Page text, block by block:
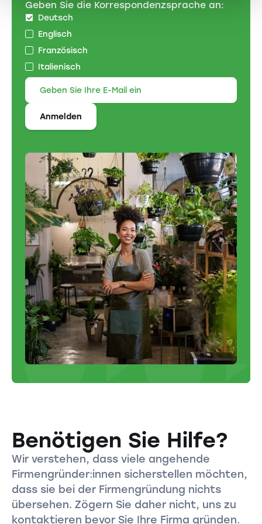
Geben Sie die Korrespondenzsprache an:
Deutsch
Englisch
Französisch
Italienisch
Benötigen Sie Hilfe?
Wir verstehen, dass viele angehende
Firmengründer:innen sicherstellen möchten,
dass sie bei der Firmengründung nichts
übersehen. Zögern Sie daher nicht, uns zu
kontaktieren bevor Sie Ihre Firma gründen.